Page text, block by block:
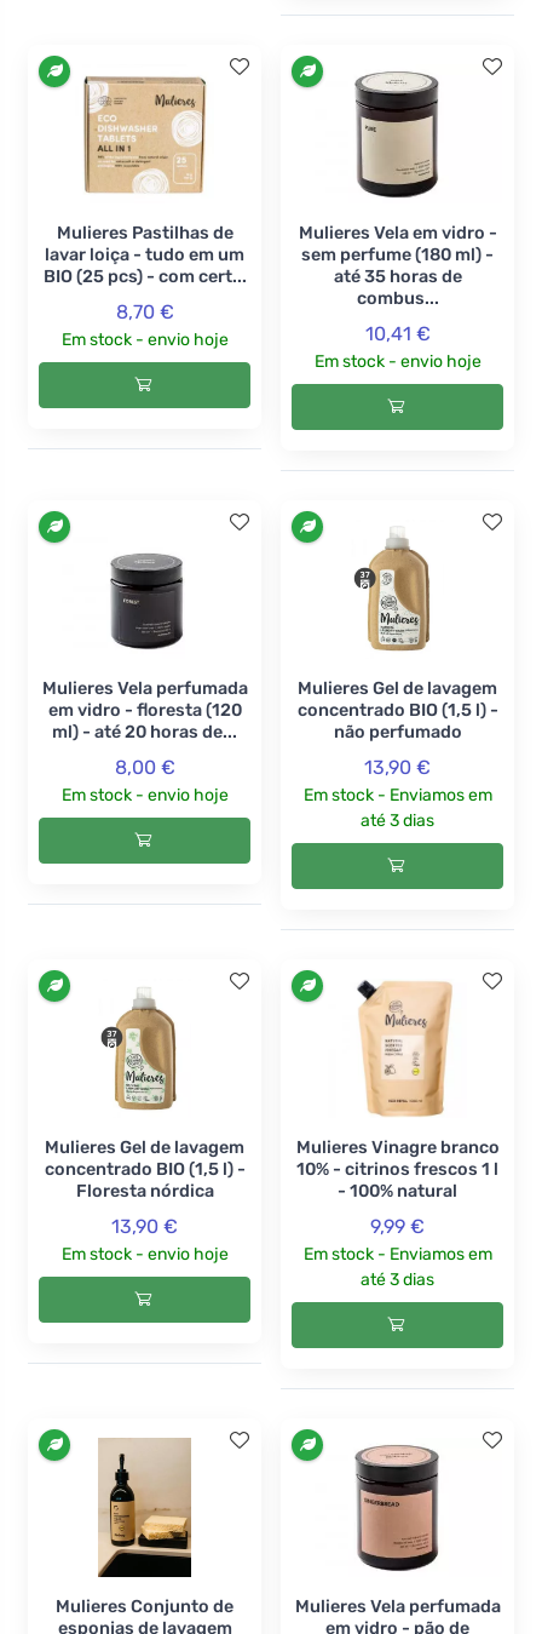
Mulieres Pastilhas de
lavar loiça - tudo em um
BIO (25 pcs) - com cert...
8,70 €
Em stock - envio hoje
Mulieres Vela em vidro -
sem perfume (180 ml) -
até 35 horas de
combus...
10,41 €
Em stock - envio hoje
Mulieres Vela perfumada
em vidro - floresta (120
ml) - até 20 horas de...
8,00 €
Em stock - envio hoje
Mulieres Gel de lavagem
concentrado BIO (1,5 l) -
não perfumado
13,90 €
Em stock - Enviamos em
até 3 dias
Mulieres Gel de lavagem
concentrado BIO (1,5 l) -
Floresta nórdica
13,90 €
Em stock - envio hoje
Mulieres Vinagre branco
10% - citrinos frescos 1 l
- 100% natural
9,99 €
Em stock - Enviamos em
até 3 dias
Mulieres Conjunto de
esponjas de lavagem
Mulieres Vela perfumada
em vidro - pão de